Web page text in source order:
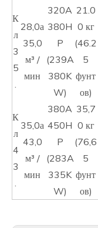
К
л
3
5
.
28,0а
35,0
м³ /
мин
320A
380H
P
(239A
380K
W)
21.0
0 кг
(46.2
5
фунт
ов)
К
л
4
3
.
35,0а
43,0
м³ /
мин
380A
450H
P
(283A
335K
W)
35,7
0 кг
(76,6
5
фунт
ов)